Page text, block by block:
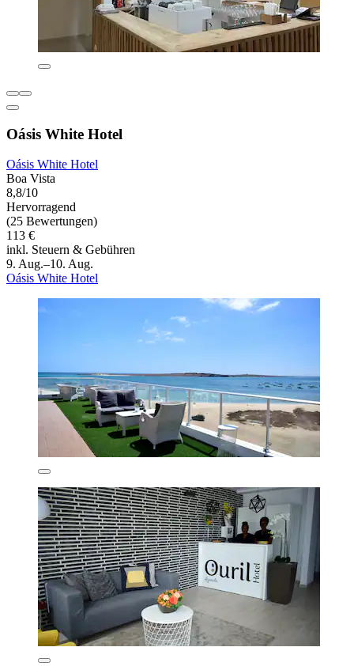
Oásis White Hotel
Oásis White Hotel
Boa Vista
8,8/10
Hervorragend
(25 Bewertungen)
113 €
inkl. Steuern & Gebühren
9. Aug.–10. Aug.
Oásis White Hotel